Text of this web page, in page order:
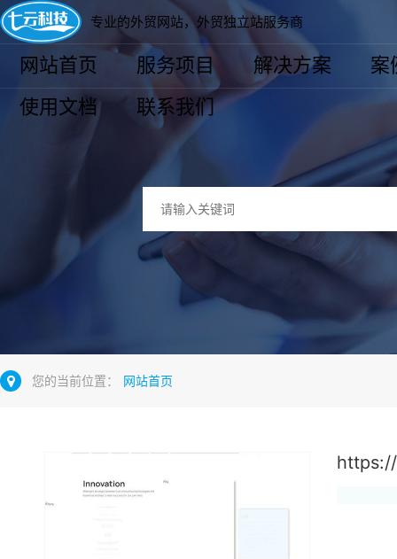
专业的外贸网站，外贸独立站服务商
网站首页 服务项目 解决方案
案
使用文档
联系我们
您的当前位置： 网站首页